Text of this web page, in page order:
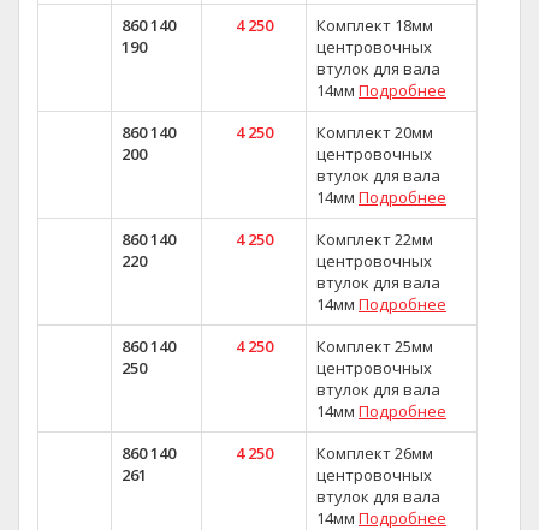
860 140
190
4 250
Комплект 18мм
центровочных
втулок для вала
14мм Подробнее
860 140
200
4 250
Комплект 20мм
центровочных
втулок для вала
14мм Подробнее
860 140
220
4 250
Комплект 22мм
центровочных
втулок для вала
14мм Подробнее
860 140
250
4 250
Комплект 25мм
центровочных
втулок для вала
14мм Подробнее
860 140
261
4 250
Комплект 26мм
центровочных
втулок для вала
14мм Подробнее